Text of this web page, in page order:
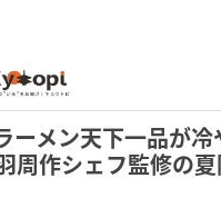
ーメン天下一品が冷
周作シェフ監修の